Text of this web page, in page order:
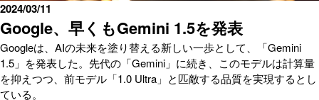
Google、早くもGemini 1.5を発表
2024/03/11
Googleは、AIの未来を塗り替える新しい一歩として、「Gemini
1.5」を発表した。先代の「Gemini」に続き、このモデルは計算量
を抑えつつ、前モデル「1.0 Ultra」と匹敵する品質を実現するとし
ている。